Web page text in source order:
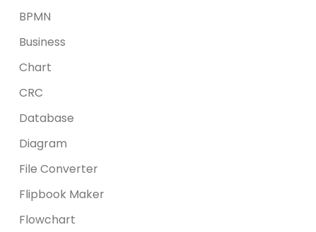
BPMN
Business
Chart
CRC
Database
Diagram
File Converter
Flipbook Maker
Flowchart